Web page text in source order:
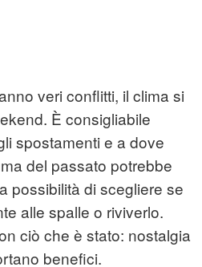
veri conflitti, il clima si
È consigliabile
spostamenti e a dove
del passato potrebbe
possibilità di scegliere se
alle spalle o riviverlo.
ciò che è stato: nostalgia
benefici.